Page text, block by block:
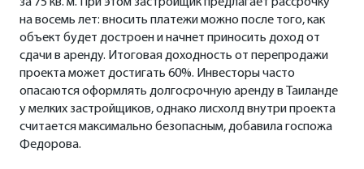
на восемь лет: вносить платежи можно после того, как
объект будет достроен и начнет приносить доход от
сдачи в аренду. Итоговая доходность от перепродажи
проекта может достигать 60%. Инвесторы часто
опасаются оформлять долгосрочную аренду в Таиланде
у мелких застройщиков, однако лисхолд внутри проекта
считается максимально безопасным, добавила госпожа
Федорова.